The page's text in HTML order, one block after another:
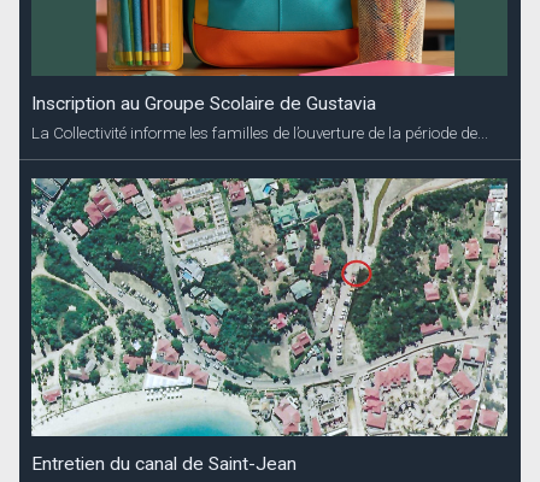
Inscription au Groupe Scolaire de Gustavia
La Collectivité informe les familles de l’ouverture de la période de...
Entretien du canal de Saint-Jean